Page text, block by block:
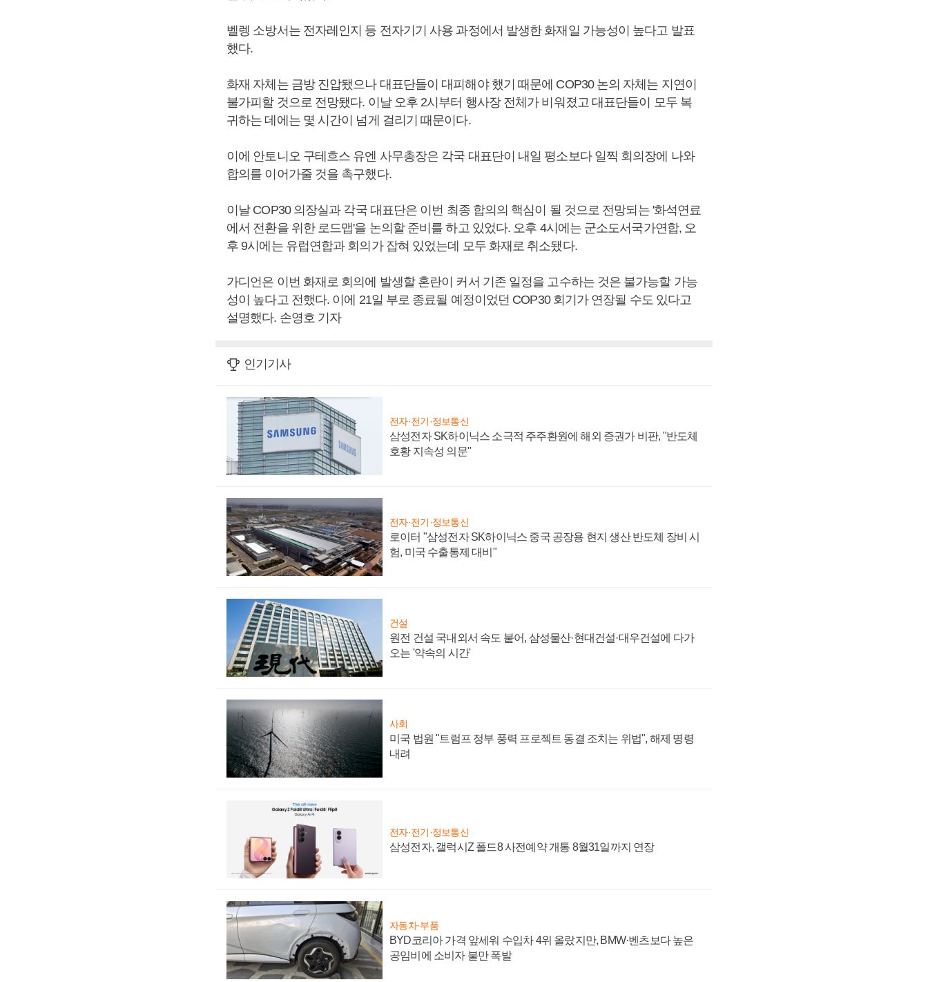
벨렝 소방서는 전자레인지 등 전자기기 사용 과정에서 발생한 화재일 가능성이 높다고 발표
했다.
화재 자체는 금방 진압됐으나 대표단들이 대피해야 했기 때문에 COP30 논의 자체는 지연이
불가피할 것으로 전망됐다. 이날 오후 2시부터 행사장 전체가 비워졌고 대표단들이 모두 복
귀하는 데에는 몇 시간이 넘게 걸리기 때문이다.
이에 안토니오 구테흐스 유엔 사무총장은 각국 대표단이 내일 평소보다 일찍 회의장에 나와
합의를 이어가줄 것을 촉구했다.
이날 COP30 의장실과 각국 대표단은 이번 최종 합의의 핵심이 될 것으로 전망되는 '화석연료
에서 전환을 위한 로드맵'을 논의할 준비를 하고 있었다. 오후 4시에는 군소도서국가연합, 오
후 9시에는 유럽연합과 회의가 잡혀 있었는데 모두 화재로 취소됐다.
가디언은 이번 화재로 회의에 발생할 혼란이 커서 기존 일정을 고수하는 것은 불가능할 가능
성이 높다고 전했다. 이에 21일 부로 종료될 예정이었던 COP30 회기가 연장될 수도 있다고
설명했다. 손영호 기자
인기기사
전자·전기·정보통신
삼성전자 SK하이닉스 소극적 주주환원에 해외 증권가 비판, "반도체
호황 지속성 의문"
전자·전기·정보통신
로이터 "삼성전자 SK하이닉스 중국 공장용 현지 생산 반도체 장비 시
험, 미국 수출통제 대비"
건설
원전 건설 국내외서 속도 붙어, 삼성물산·현대건설·대우건설에 다가
오는 '약속의 시간'
사회
미국 법원 "트럼프 정부 풍력 프로젝트 동결 조치는 위법", 해제 명령
내려
전자·전기·정보통신
삼성전자, 갤럭시Z 폴드8 사전예약 개통 8월31일까지 연장
자동차·부품
BYD코리아 가격 앞세워 수입차 4위 올랐지만, BMW·벤츠보다 높은
공임비에 소비자 불만 폭발